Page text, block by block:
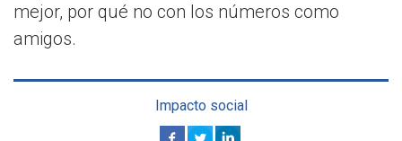
mejor, por qué no con los números como
amigos.
Impacto social